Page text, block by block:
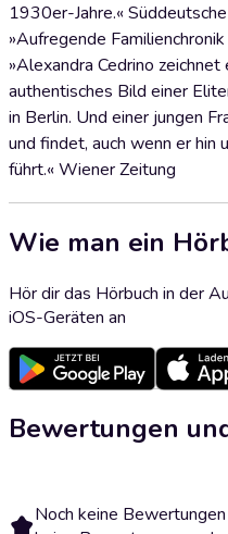
1930er-Jahre.«
»Aufregende
»Alexandra Cedrino
authentisches Bild einer
in Berlin. Und einer jungen
und findet, auch wenn er hin
führt.« Wiener Zeitung
Wie man ein
Hör dir das Hörbuch in der
iOS-Geräten an
Bewertungen
Noch keine